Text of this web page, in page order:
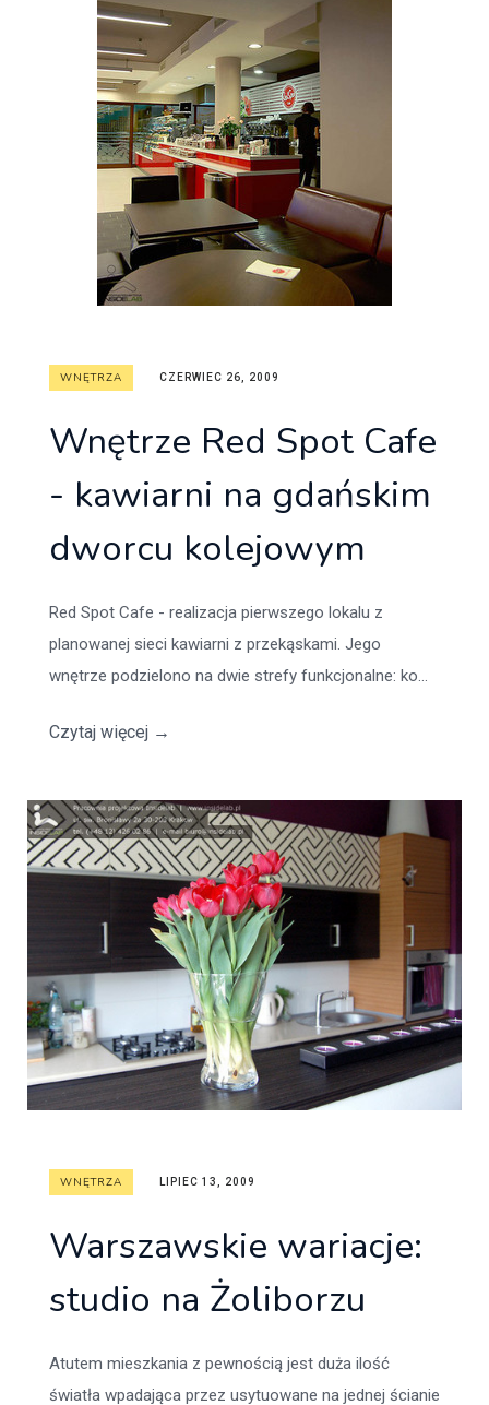
WNĘTRZA CZERWIEC 26, 2009
Wnętrze Red Spot Cafe
- kawiarni na gdańskim
dworcu kolejowym
Red Spot Cafe - realizacja pierwszego lokalu z
planowanej sieci kawiarni z przekąskami. Jego
wnętrze podzielono na dwie strefy funkcjonalne: ko...
Czytaj więcej →
WNĘTRZA LIPIEC 13, 2009
Warszawskie wariacje:
studio na Żoliborzu
Atutem mieszkania z pewnością jest duża ilość
światła wpadająca przez usytuowane na jednej ścianie